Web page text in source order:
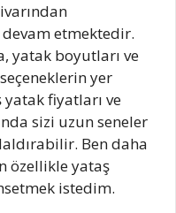
etmektedir.
yatak boyutları ve
yer
yatak fiyatları ve
sizi uzun seneler
Ben daha
özellikle yataş
istedim.